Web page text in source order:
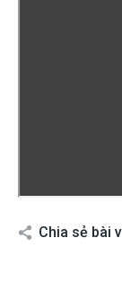
Chia sẻ bài